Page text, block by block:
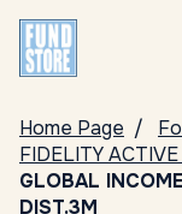
Home Page
FIDELITY
GLOBAL
DIST.3M